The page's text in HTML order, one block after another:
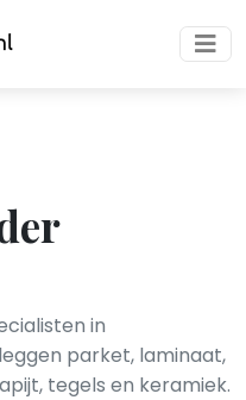
in
parket, laminaat,
tegels en keramiek.